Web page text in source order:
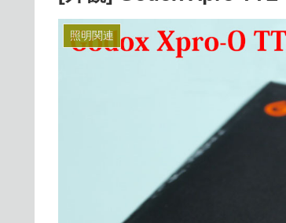
照明関連